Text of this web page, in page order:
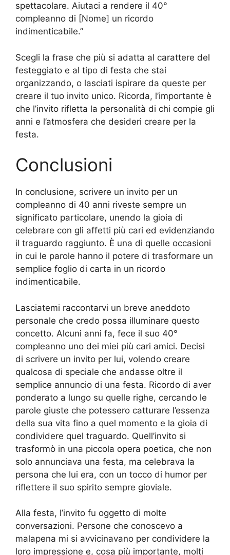
spettacolare. Aiutaci a rendere il 40°
compleanno di [Nome] un ricordo
indimenticabile.”
Scegli la frase che più si adatta al carattere del
festeggiato e al tipo di festa che stai
organizzando, o lasciati ispirare da queste per
creare il tuo invito unico. Ricorda, l’importante è
che l’invito rifletta la personalità di chi compie gli
anni e l’atmosfera che desideri creare per la
festa.
Conclusioni
In conclusione, scrivere un invito per un
compleanno di 40 anni riveste sempre un
significato particolare, unendo la gioia di
celebrare con gli affetti più cari ed evidenziando
il traguardo raggiunto. È una di quelle occasioni
in cui le parole hanno il potere di trasformare un
semplice foglio di carta in un ricordo
indimenticabile.
Lasciatemi raccontarvi un breve aneddoto
personale che credo possa illuminare questo
concetto. Alcuni anni fa, fece il suo 40°
compleanno uno dei miei più cari amici. Decisi
di scrivere un invito per lui, volendo creare
qualcosa di speciale che andasse oltre il
semplice annuncio di una festa. Ricordo di aver
ponderato a lungo su quelle righe, cercando le
parole giuste che potessero catturare l’essenza
della sua vita fino a quel momento e la gioia di
condividere quel traguardo. Quell’invito si
trasformò in una piccola opera poetica, che non
solo annunciava una festa, ma celebrava la
persona che lui era, con un tocco di humor per
riflettere il suo spirito sempre gioviale.
Alla festa, l’invito fu oggetto di molte
conversazioni. Persone che conoscevo a
malapena mi si avvicinavano per condividere la
loro impressione e, cosa più importante, molti